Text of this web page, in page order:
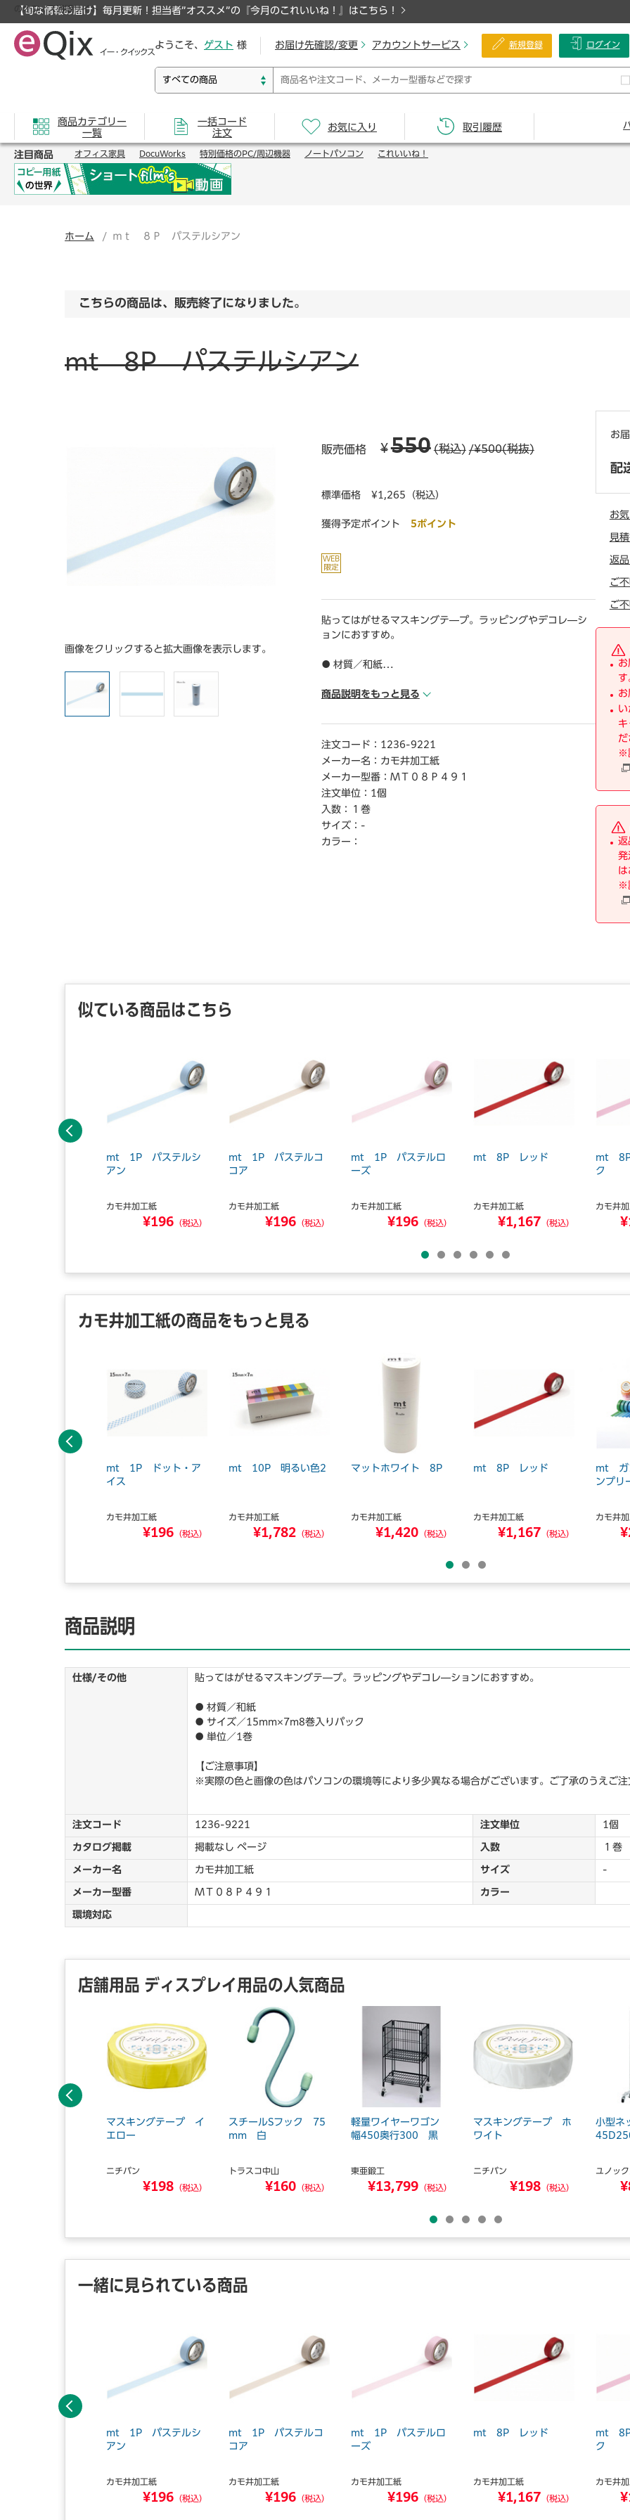
【旬な情報お届け】毎月更新！担当者”オススメ”の『今月のこれいいね！』はこちら！
のオフィス通販サイト
ようこそ、 ゲスト 様 お届け先確認/変更 アカウントサービス 新規登録 ログイン
商品カテゴリー
一覧
一括コード
注文
お気に入り 取引履歴
注目商品 オフィス家具 DocuWorks 特別価格のPC/周辺機器 ノートパソコン これいいね！
ホーム ｍｔ ８Ｐ パステルシアン
こちらの商品は、販売終了になりました。
mt 8P パステルシアン
画像をクリックすると拡大画像を表示します。
販売価格 ¥ 550 (税込) /¥500(税抜)
標準価格 ¥1,265（税込）
獲得予定ポイント 5ポイント
貼ってはがせるマスキングテ―プ。ラッピングやデコレ―シ
ョンにおすすめ。
● 材質／和紙
● 単位／1巻
【ご注意事項】
※実際の色と画像の色はパソコンの環境等により多少異なる
場合がございます。ご了承のうえご注文願います。
商品説明をもっと見る
注文コード： 1236-9221
メーカー名： カモ井加工紙
メーカー型番： ＭＴ０８Ｐ４９１
注文単位： 1個
入数：
１巻
サイズ： -
カラー：
お
配
お
見
返
ご
ご
す
お
だ
※
返
発
は
※
似ている商品はこちら
mt 1P パステルシ
アン
カモ井加工紙
¥196 （税込）
mt 1P パステルコ
コア
カモ井加工紙
¥196 （税込）
mt 1P パステルロ
ーズ
カモ井加工紙
¥196 （税込）
mt 8P レッド
カモ井加工紙
¥1,167 （税込）
mt 8P
ク
カモ井
前へ
カモ井加工紙の商品をもっと見る
mt 1P ドット・ア
イス
カモ井加工紙
¥196 （税込）
mt 10P 明るい色2
カモ井加工紙
¥1,782 （税込）
マットホワイト 8P
カモ井加工紙
¥1,420 （税込）
mt 8P レッド
カモ井加工紙
¥1,167 （税込）
mt ガ
ンプリ
カモ井
前へ
商品説明
仕様/その他 貼ってはがせるマスキングテ―プ。ラッピングやデコレ―ションにおすすめ。
● 材質／和紙
● サイズ／15mm×7m8巻入りパック
● 単位／1巻
【ご注意事項】
※実際の色と画像の色はパソコンの環境等により多少異なる場合がございます。ご了承のうえご注
注文コード 1236-9221 注文単位 1個
カタログ掲載 掲載なし ページ 入数 １巻
メーカー名 カモ井加工紙 サイズ -
メーカー型番 ＭＴ０８Ｐ４９１ カラー
環境対応
店舗用品 ディスプレイ用品の人気商品
マスキングテープ イ
エロー
ニチバン
¥198 （税込）
スチールSフック 75
mm 白
トラスコ中山
¥160 （税込）
軽量ワイヤーワゴン
幅450奥行300 黒
東亜鍛工
¥13,799 （税込）
マスキングテープ ホ
ワイト
ニチバン
¥198 （税込）
小型
ユノッ
前へ
一緒に見られている商品
mt 1P パステルシ
アン
カモ井加工紙
¥196 （税込）
mt 1P パステルコ
コア
カモ井加工紙
¥196 （税込）
mt 1P パステルロ
ーズ
カモ井加工紙
¥196 （税込）
mt 8P レッド
カモ井加工紙
¥1,167 （税込）
mt 8P
ク
カモ井
前へ